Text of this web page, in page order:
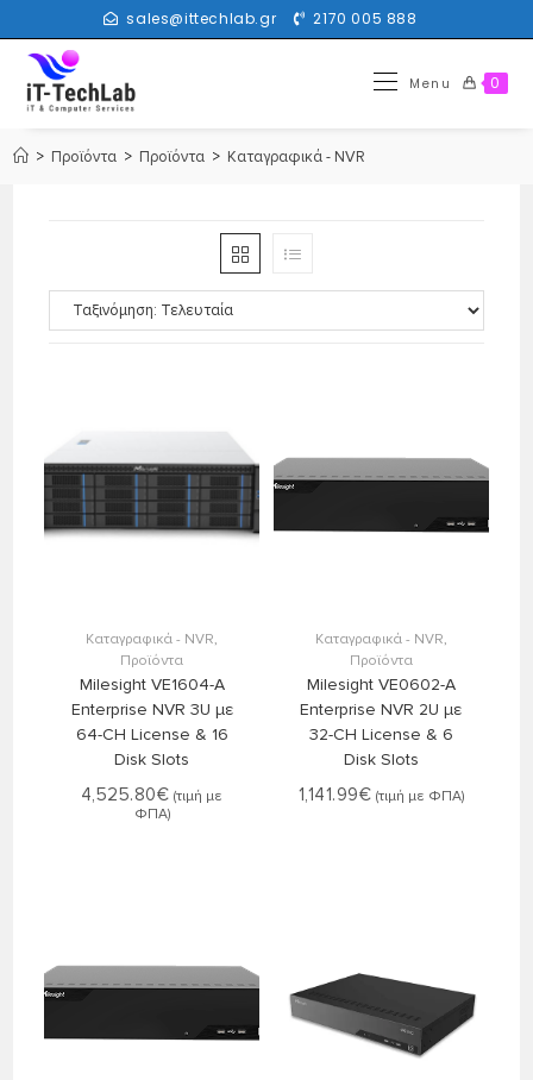
sales@ittechlab.gr 2170 005 888
0
Menu
> Προϊόντα > Προϊόντα > Καταγραφικά - NVR
Καταγραφικά - NVR,
Προϊόντα
Milesight VE1604-A
Enterprise NVR 3U με
64-CH License & 16
Disk Slots
4,525.80€ (τιμή με
ΦΠΑ)
Καταγραφικά - NVR,
Προϊόντα
Milesight VE0602-A
Enterprise NVR 2U με
32-CH License & 6
Disk Slots
1,141.99€ (τιμή με ΦΠΑ)